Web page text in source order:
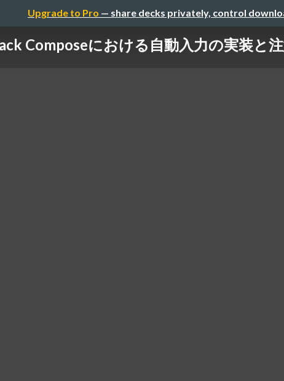
Upgrade to Pro — share decks privately, control
Composeにおける自動入力の実装と